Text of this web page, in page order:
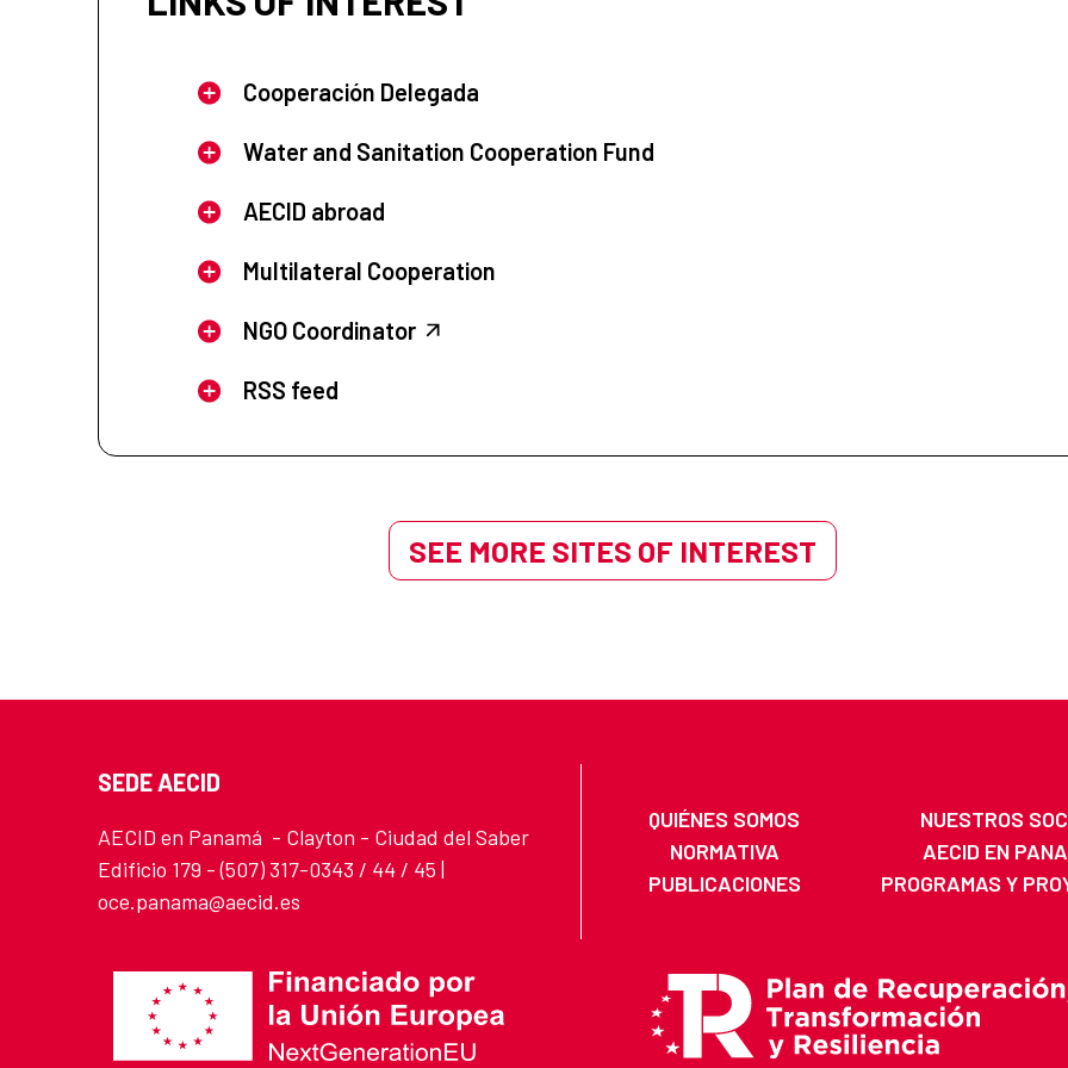
Cooperación Delegada
Water and Sanitation Cooperation Fund
AECID abroad
Multilateral Cooperation
NGO Coordinator
RSS feed
SEE MORE SITES OF INTEREST
SEDE AECID
AECID en Panamá - Clayton - Ciudad del Saber
Edificio 179 - (507) 317-0343 / 44 / 45 |
oce.panama@aecid.es
QUIÉNES SOMOS
NUESTROS
NORMATIVA
AECID EN
PUBLICACIONES
PROGRAMAS Y